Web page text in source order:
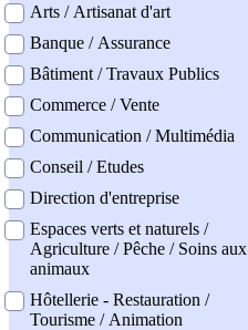
Arts / Artisanat d'art
Banque / Assurance
Bâtiment / Travaux Publics
Commerce / Vente
Communication / Multimédia
Conseil / Etudes
Direction d'entreprise
Espaces verts et naturels /
Agriculture / Pêche / Soins aux
animaux
Hôtellerie - Restauration /
Tourisme / Animation